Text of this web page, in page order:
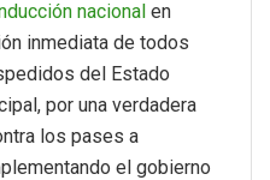
nacional en
inmediata de todos
del Estado
por una verdadera
los pases a
el gobierno